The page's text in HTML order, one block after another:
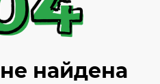
найдена